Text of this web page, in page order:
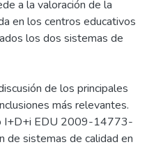
a la valoración de la
en los centros educativos
los dos sistemas de
de los principales
más relevantes.
I+D+i EDU 2009-14773-
de sistemas de calidad en